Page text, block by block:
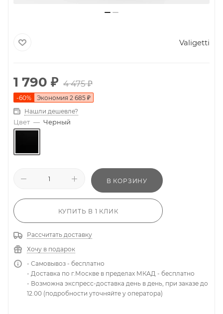
Valigetti
1 790 ₽ 4 475₽
-60% Экономия 2 685 ₽
Нашли дешевле?
Цвет — Черный
В КОРЗИНУ
КУПИТЬ В 1 КЛИК
Рассчитать доставку
Хочу в подарок
- Самовывоз - бесплатно
- Доставка по г.Москве в пределах МКАД - бесплатно
- Возможна экспресс-доставка день в день, при заказе до
12.00 (подробности уточняйте у оператора)